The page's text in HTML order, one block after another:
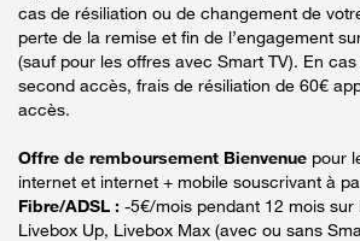
cas de résiliation ou de changement de
perte de la remise et fin de l’engagement
(sauf pour les offres avec Smart TV). En
second accès, frais de résiliation de 60€
accès.
Offre de remboursement Bienvenue pour
internet et internet + mobile souscrivant à
Fibre/ADSL : -5€/mois pendant 12 mois sur
Livebox Up, Livebox Max (avec ou sans